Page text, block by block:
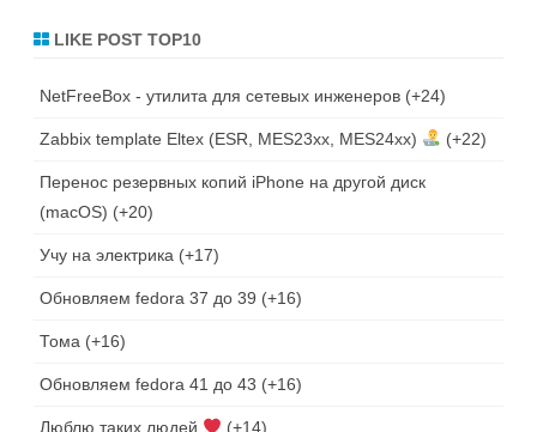
LIKE POST TOP10
NetFreeBox - утилита для сетевых инженеров +24
Zabbix template Eltex (ESR, MES23xx, MES24xx) +22
Перенос резервных копий iPhone на другой диск
(macOS)
+20
Учу на электрика +17
Обновляем fedora 37 до 39 +16
Тома +16
Обновляем fedora 41 до 43 +16
Люблю таких людей +14